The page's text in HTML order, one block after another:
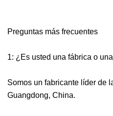
Preguntas más frecuentes
1: ¿Es usted una fábrica o
Somos un fabricante líder de
Guangdong, China.